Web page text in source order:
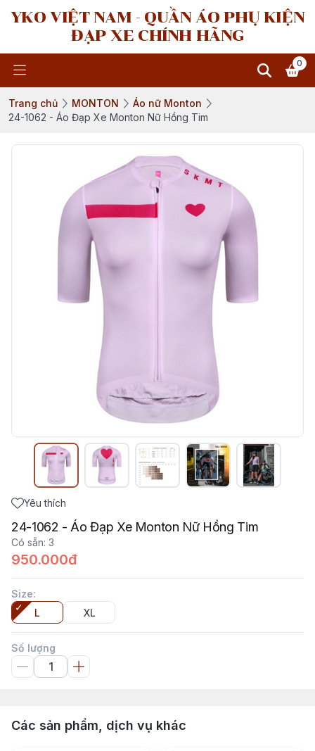
YKO VIỆT NAM - QUẦN ÁO PHỤ KIỆN
ĐẠP XE CHÍNH HÃNG
0
Trang chủ MONTON
Áo nữ Monton
24-1062 - Áo Đạp Xe Monton Nữ Hồng Tim
Yêu thích
24-1062 - Áo Đạp Xe Monton Nữ Hồng Tim
Có sẵn: 3
950.000đ
Size:
L
XL
Số lượng
Các sản phẩm, dịch vụ khác